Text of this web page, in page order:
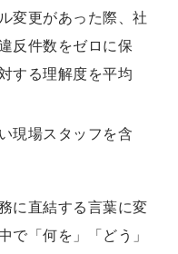
変更があった際、社
反件数をゼロに保
する理解度を平均
現場スタッフを含
に直結する言葉に変
で「何を」「どう」